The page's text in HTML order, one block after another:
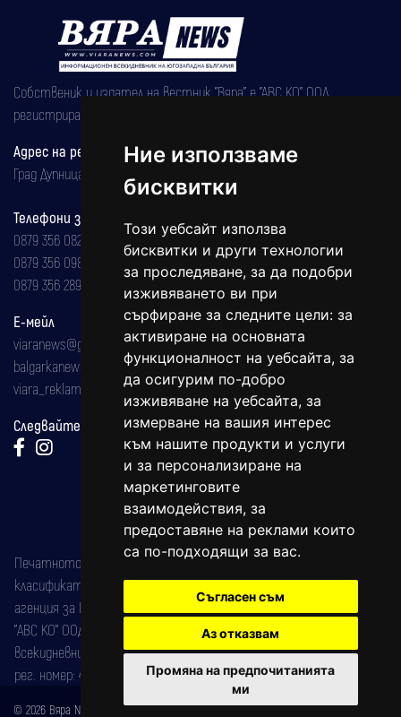
Ние използваме
бисквитки
Този уебсайт използва
бисквитки и други технологии
за проследяване, за да подобри
изживяването ви при
сърфиране за следните цели: за
активиране на основната
функционалност на уебсайта, за
да осигурим по-добро
изживяване на уебсайта, за
измерване на вашия интерес
към нашите продукти и услуги
и за персонализиране на
маркетинговите
взаимодействия, за
предоставяне на реклами които
са по-подходящи за вас.
Съгласен съм
Аз отказвам
Промяна на предпочитанията
ми
Собственик и издател на вестник "Вяра" е "АВС КО" ООД,
регистрирана на 08.05.2002 година.
Адрес на редакцията
Град Дупница, ул.''Христо Ботев" 43
Телефони за реклама и абонаменти
0879 356 082
0879 356 098
0879 356 289
Е-мейл
viaranews@gmail.com
balgarkanews@gmail.com
viara_reklama@mail.bg
Следвайте ни:
Печатното издание на вестника е регистрирано в националния
класификатор на печатните издания (Българска национална
агенция за ISSN) под номер: ISSN 1312-4722.
"АВС КО" ООД е притежател на марката: Вяра информационен
всекидневник на югозападна България, със свидетелство за марка
рег. номер: 47857/11.05.2004 година.
© 2026 Вяра News Всички права запазени!